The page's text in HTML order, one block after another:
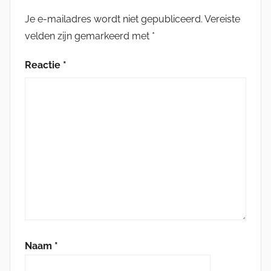
Je e-mailadres wordt niet gepubliceerd. Vereiste
velden zijn gemarkeerd met *
Reactie *
Naam *